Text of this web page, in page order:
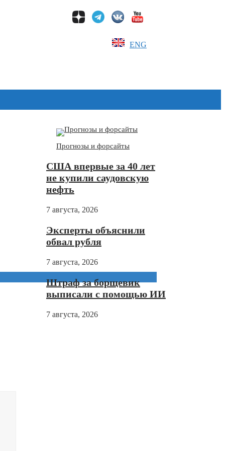
ENG
Прогнозы и форсайты
США впервые за 40 лет
не купили саудовскую
нефть
7 августа, 2026
Эксперты объяснили
обвал рубля
7 августа, 2026
Штраф за борщевик
выписали с помощью ИИ
7 августа, 2026